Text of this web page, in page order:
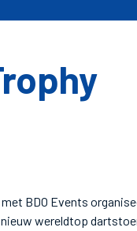
BDO Events
wereldtop